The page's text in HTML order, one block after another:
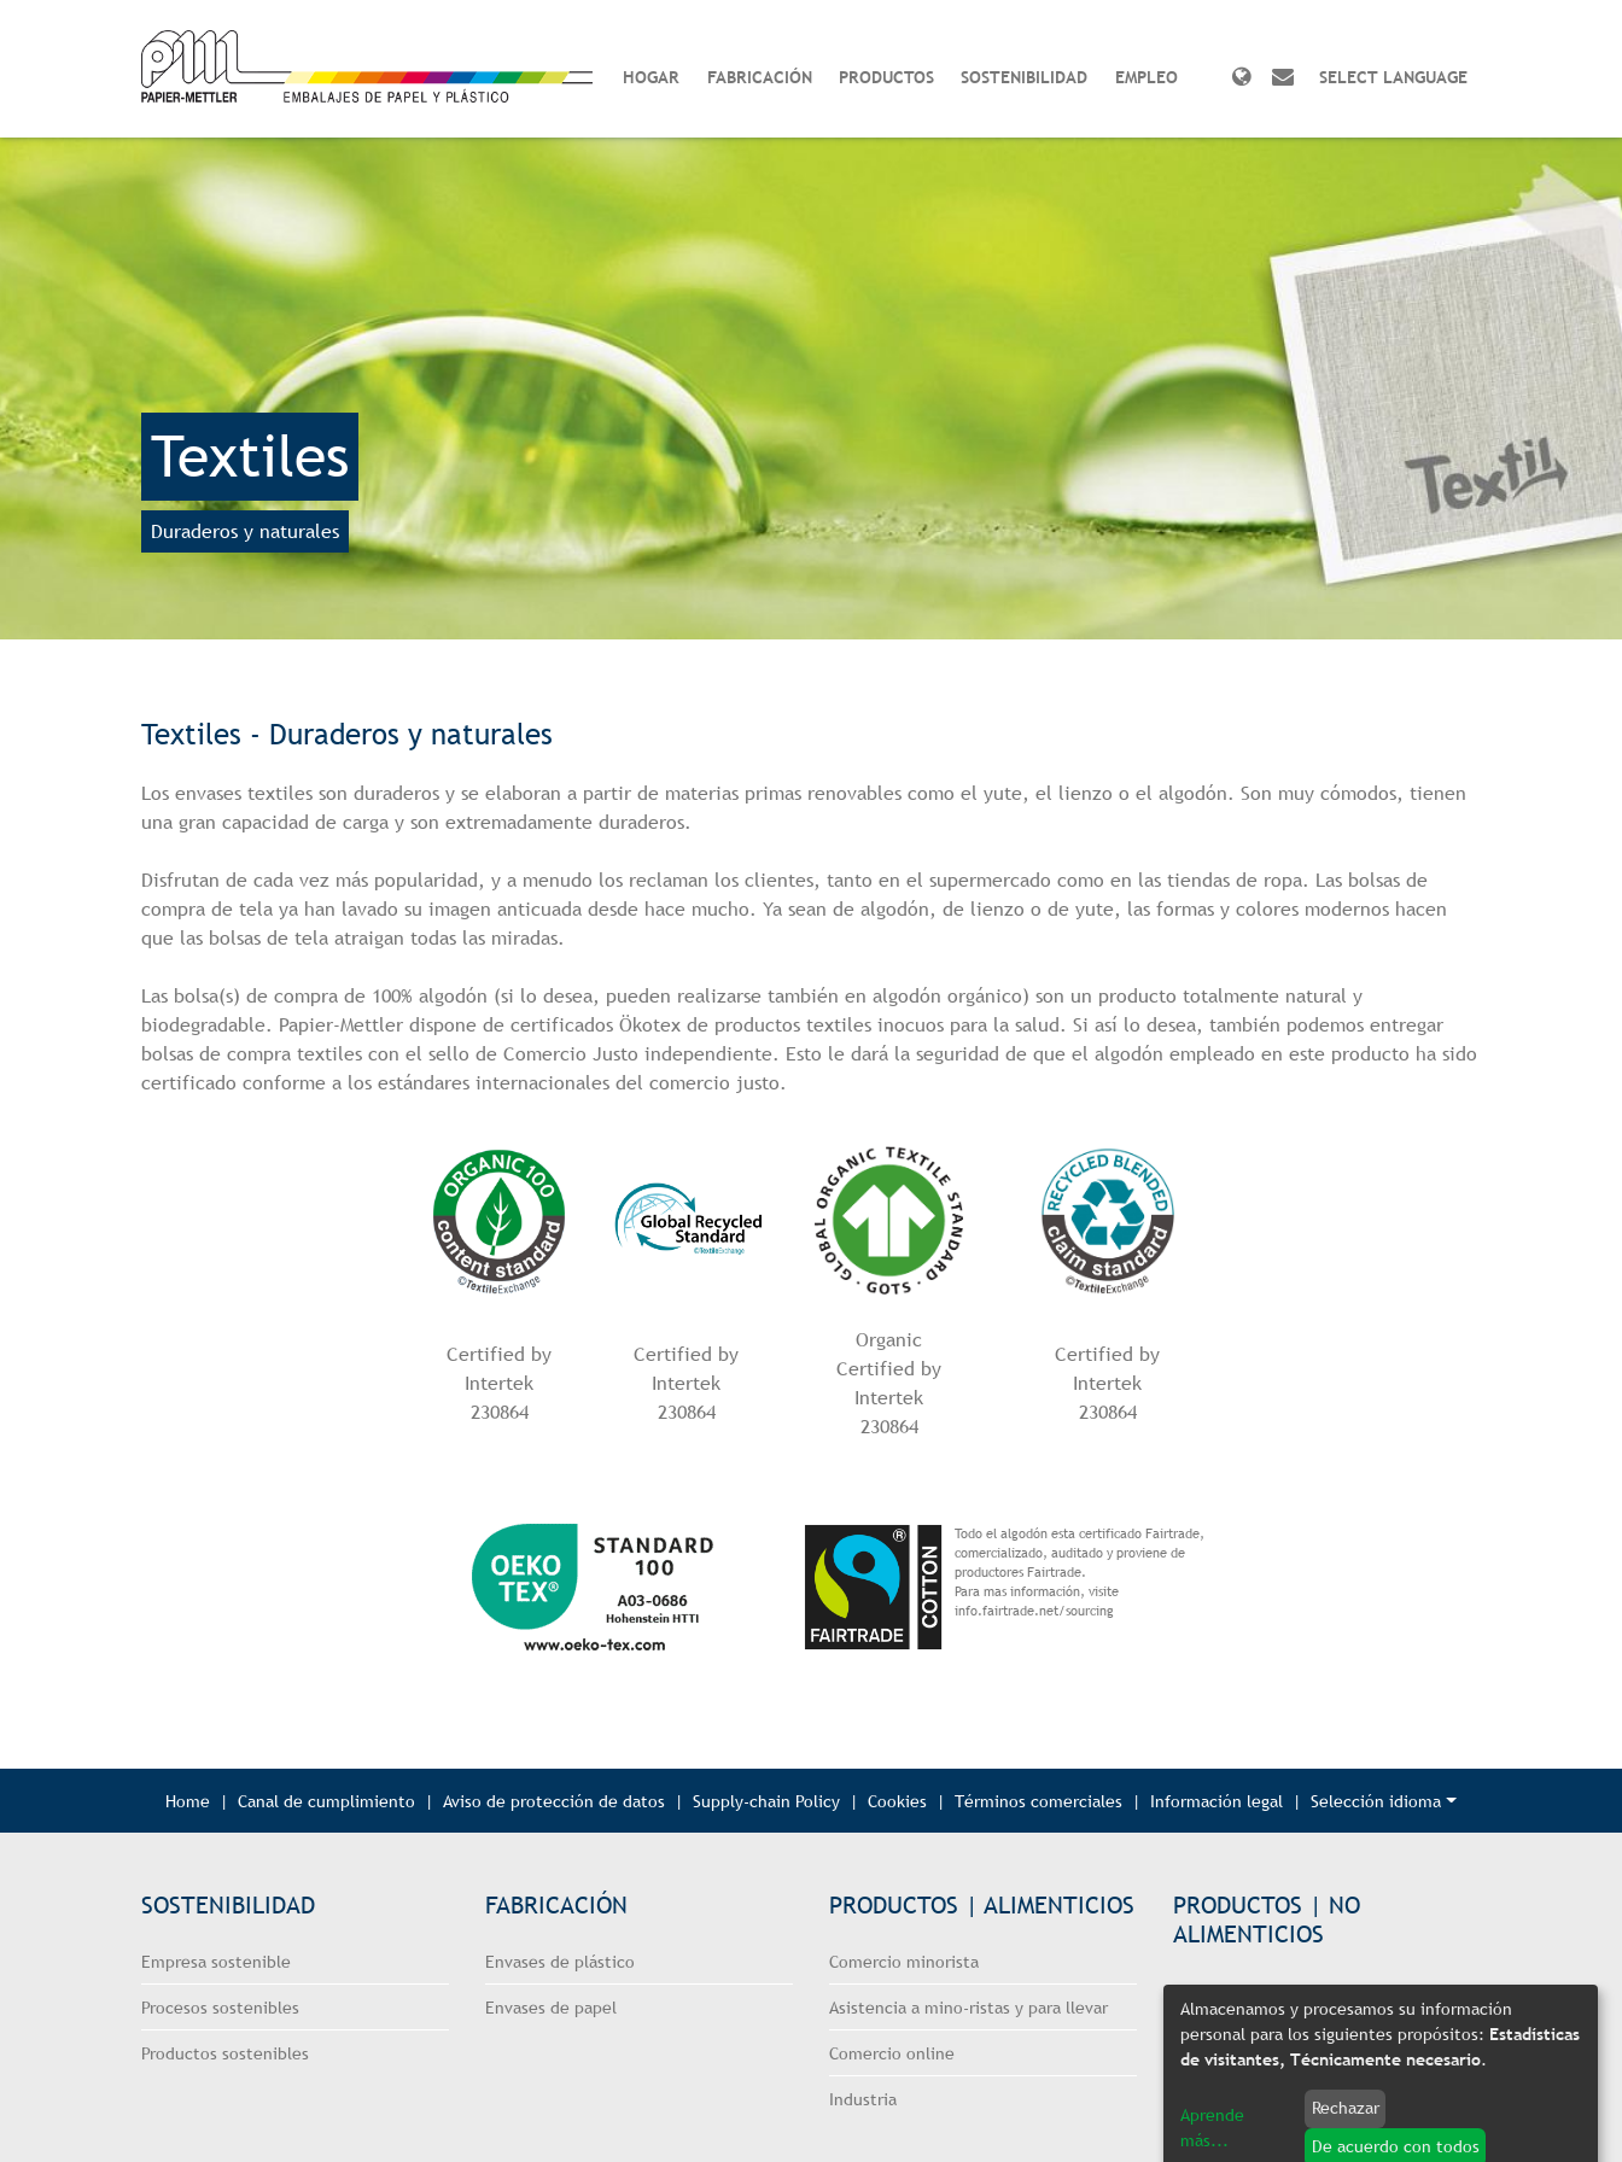
HOGAR FABRICACIÓN PRODUCTOS SOSTENIBILIDAD EMPLEO SELECT LANGUAGE
Textiles
Duraderos y naturales
Textiles - Duraderos y naturales
Los envases textiles son duraderos y se elaboran a partir de materias primas renovables como el yute, el lienzo o el algodón. Son muy cómodos, tienen
una gran capacidad de carga y son extremadamente duraderos.
Disfrutan de cada vez más popularidad, y a menudo los reclaman los clientes, tanto en el supermercado como en las tiendas de ropa. Las bolsas de
compra de tela ya han lavado su imagen anticuada desde hace mucho. Ya sean de algodón, de lienzo o de yute, las formas y colores modernos hacen
que las bolsas de tela atraigan todas las miradas.
Las bolsa(s) de compra de 100% algodón (si lo desea, pueden realizarse también en algodón orgánico) son un producto totalmente natural y
biodegradable. Papier-Mettler dispone de certificados Ökotex de productos textiles inocuos para la salud. Si así lo desea, también podemos entregar
bolsas de compra textiles con el sello de Comercio Justo independiente. Esto le dará la seguridad de que el algodón empleado en este producto ha sido
certificado conforme a los estándares internacionales del comercio justo.
Certified by
Intertek
230864
Certified by
Intertek
230864
Organic
Certified by
Intertek
230864
Certified by
Intertek
230864
Todo el algodón esta certificado Fairtrade,
comercializado, auditado y proviene de
productores Fairtrade.
Para mas información, visite
info.fairtrade.net/sourcing
Home | Canal de cumplimiento | Aviso de protección de datos | Supply-chain Policy | Cookies | Términos comerciales | Información legal | Selección idioma
SOSTENIBILIDAD
Empresa sostenible
Procesos sostenibles
Productos sostenibles
FABRICACIÓN
Envases de plástico
Envases de papel
PRODUCTOS | ALIMENTICIOS
Comercio minorista
Asistencia a mino-ristas y para llevar
Comercio online
Industria
PRODUCTOS | NO
ALIMENTICIOS
Comercio minorista
Comercio online
Sector farmacéutico
Almacenamos y procesamos su información
personal para los siguientes propósitos: Estadísticas
de visitantes, Técnicamente necesario.
Aprende
más...
Rechazar
De acuerdo con todos